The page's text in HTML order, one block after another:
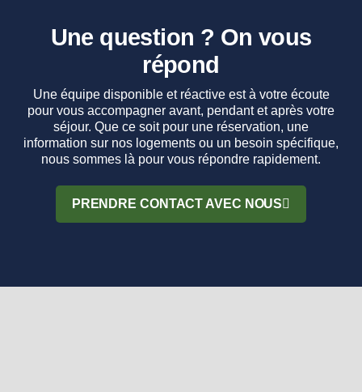
Une question ? On vous
répond
Une équipe disponible et réactive est à votre écoute
pour vous accompagner avant, pendant et après votre
séjour. Que ce soit pour une réservation, une
information sur nos logements ou un besoin spécifique,
nous sommes là pour vous répondre rapidement.
PRENDRE CONTACT AVEC NOUS